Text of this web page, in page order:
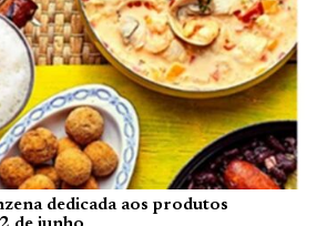
dedicada aos produtos